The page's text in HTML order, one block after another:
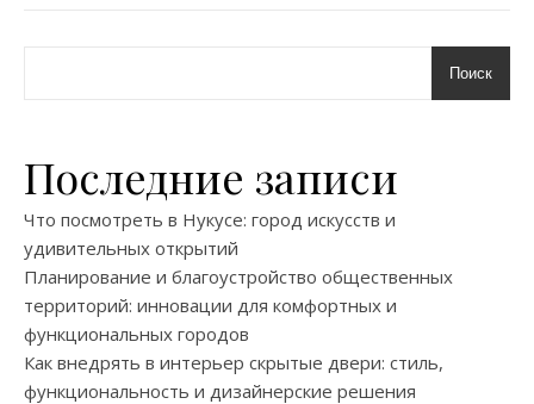
Поиск
Последние записи
Что посмотреть в Нукусе: город искусств и
удивительных открытий
Планирование и благоустройство общественных
территорий: инновации для комфортных и
функциональных городов
Как внедрять в интерьер скрытые двери: стиль,
функциональность и дизайнерские решения